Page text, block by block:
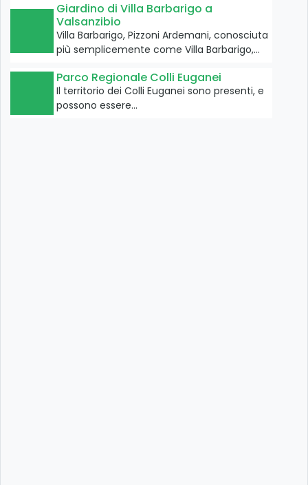
Giardino di Villa Barbarigo a
Valsanzibio
Villa Barbarigo, Pizzoni Ardemani, conosciuta
più semplicemente come Villa Barbarigo,…
Parco Regionale Colli Euganei
Il territorio dei Colli Euganei sono presenti, e
possono essere…